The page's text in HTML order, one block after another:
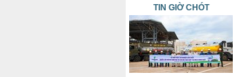
TIN GIỜ CHÓT